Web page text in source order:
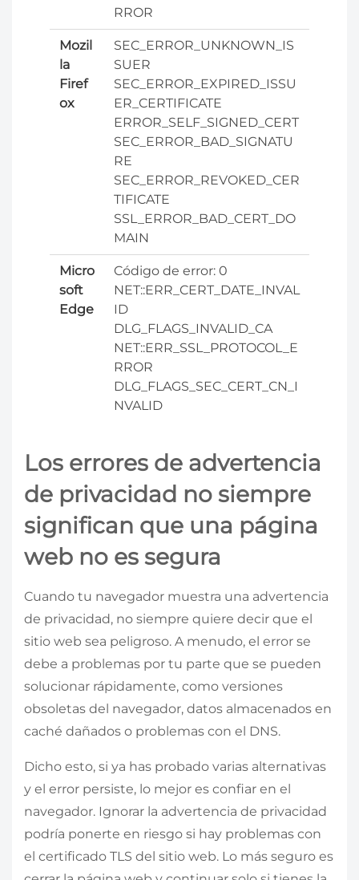
RROR
Mozil
la
Firef
ox
SEC_ERROR_UNKNOWN_IS
SUER
SEC_ERROR_EXPIRED_ISSU
ER_CERTIFICATE
ERROR_SELF_SIGNED_CERT
SEC_ERROR_BAD_SIGNATU
RE
SEC_ERROR_REVOKED_CER
TIFICATE
SSL_ERROR_BAD_CERT_DO
MAIN
Micro
soft
Edge
Código de error: 0
NET::ERR_CERT_DATE_INVAL
ID
DLG_FLAGS_INVALID_CA
NET::ERR_SSL_PROTOCOL_E
RROR
DLG_FLAGS_SEC_CERT_CN_I
NVALID
Los errores de advertencia
de privacidad no siempre
significan que una página
web no es segura
Cuando tu navegador muestra una advertencia
de privacidad, no siempre quiere decir que el
sitio web sea peligroso. A menudo, el error se
debe a problemas por tu parte que se pueden
solucionar rápidamente, como versiones
obsoletas del navegador, datos almacenados en
caché dañados o problemas con el DNS.
Dicho esto, si ya has probado varias alternativas
y el error persiste, lo mejor es confiar en el
navegador. Ignorar la advertencia de privacidad
podría ponerte en riesgo si hay problemas con
el certificado TLS del sitio web. Lo más seguro es